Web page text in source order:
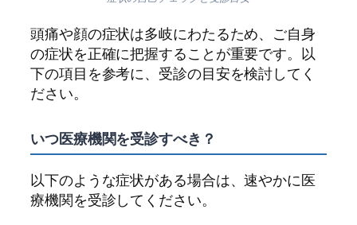
頭痛や顔の症状は多岐にわたるため、ご自身
の症状を正確に把握することが重要です。以
下の項目を参考に、受診の目安を検討してく
ださい。
いつ医療機関を受診すべき？
以下のような症状がある場合は、速やかに医
療機関を受診してください。